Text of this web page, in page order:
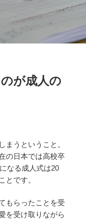
が成人の
まうということ。
の日本では高校卒
なる成人式は20
とです。
もらったことを受
を受け取りながら